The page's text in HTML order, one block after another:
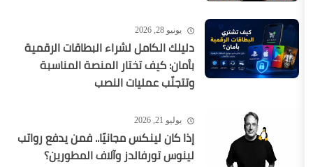
يونيو 28, 2026
دليلك الكامل لشراء البطاقات الرقمية
بأمان: كيف تختار المنصة المناسبة
وتتجنّب عمليات النصب
يوليو 21, 2026
إذا كان لينكس مجانيًا.. فمن يدفع رواتب
لينوس تورفالدز وآلاف المطورين؟